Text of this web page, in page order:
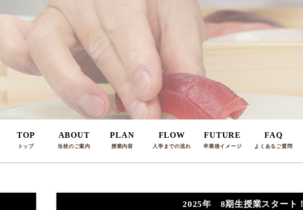
TOP
トップ
ABOUT
当校のご案内
PLAN
授業内容
FLOW
入学までの流れ
FUTURE
卒業後イメージ
FAQ
よくあるご質問
2025年 8期生授業スタート！